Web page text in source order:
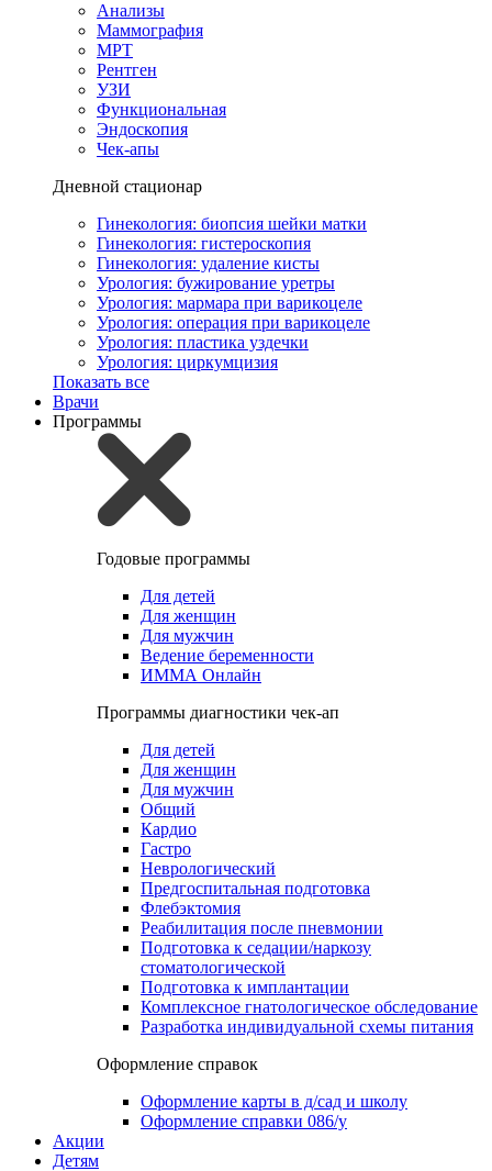
Анализы
Маммография
МРТ
Рентген
УЗИ
Функциональная
Эндоскопия
Чек-апы
Дневной стационар
Гинекология: биопсия шейки матки
Гинекология: гистероскопия
Гинекология: удаление кисты
Урология: бужирование уретры
Урология: мармара при варикоцеле
Урология: операция при варикоцеле
Урология: пластика уздечки
Урология: циркумцизия
Показать все
Врачи
Программы
Годовые программы
Для детей
Для женщин
Для мужчин
Ведение беременности
ИММА Онлайн
Программы диагностики чек-ап
Для детей
Для женщин
Для мужчин
Общий
Кардио
Гастро
Неврологический
Предгоспитальная подготовка
Флебэктомия
Реабилитация после пневмонии
Подготовка к седации/наркозу
стоматологической
Подготовка к имплантации
Комплексное гнатологическое обследование
Разработка индивидуальной схемы питания
Оформление справок
Оформление карты в д/сад и школу
Оформление справки 086/у
Акции
Детям